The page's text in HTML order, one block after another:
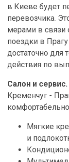
в Киеве будет
перевозчика.
мерами в связи
поездки в
достаточно для
действия по
Салон и сервис.
Кременчуг -
Мягкие
и